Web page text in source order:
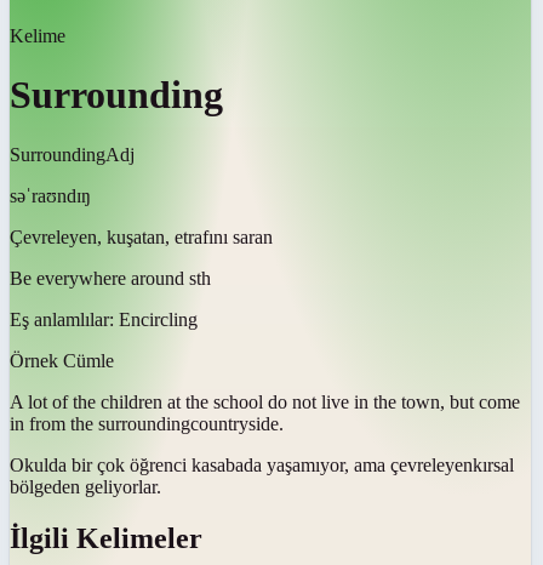
Kelime
Surrounding
SurroundingAdj
səˈraʊndɪŋ
Çevreleyen, kuşatan, etrafını saran
Be everywhere around sth
Eş anlamlılar: Encircling
Örnek Cümle
A lot of the children at the school do not live in the town, but come
in from the surroundingcountryside.
Okulda bir çok öğrenci kasabada yaşamıyor, ama çevreleyenkırsal
bölgeden geliyorlar.
İlgili Kelimeler